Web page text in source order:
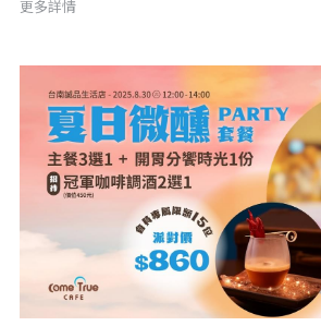
PackAge+
合作夥伴
搜索
月月新鮮配咖啡
更多詳情